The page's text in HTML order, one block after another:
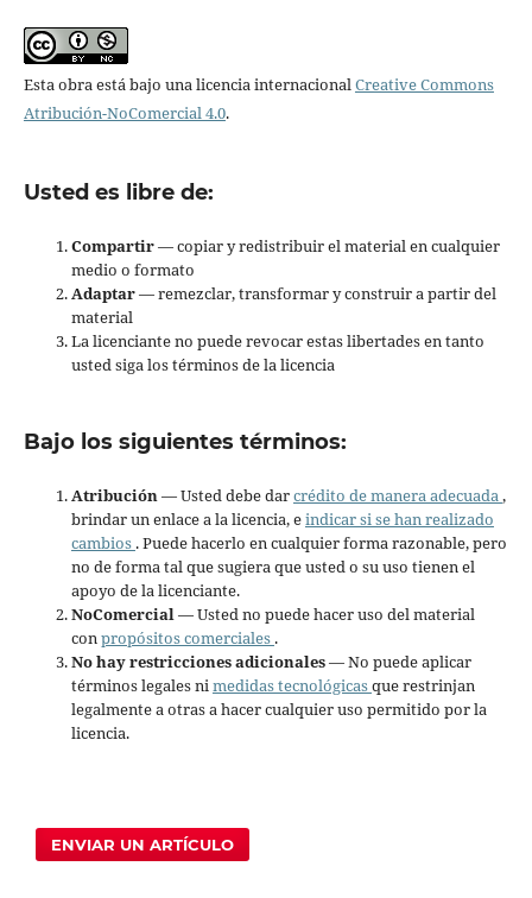
Esta obra está bajo una licencia internacionalCreative Commons
Atribución-NoComercial 4.0.
Usted es libre de:
Compartir— copiar y redistribuir el material en cualquier
medio o formato
Adaptar— remezclar, transformar y construir a partir del
material
La licenciante no puede revocar estas libertades en tanto
usted siga los términos de la licencia
Bajo los siguientes términos:
Atribución— Usted debe darcrédito de manera adecuada,
brindar un enlace a la licencia, eindicar si se han realizado
cambios . Puede hacerlo en cualquier forma razonable, pero
no de forma tal que sugiera que usted o su uso tienen el
apoyo de la licenciante.
NoComercial— Usted no puede hacer uso del material
conpropósitos comerciales .
No hay restricciones adicionales— No puede aplicar
términos legales nimedidas tecnológicasque restrinjan
legalmente a otras a hacer cualquier uso permitido por la
licencia.
ENVIAR UN ARTÍCULO